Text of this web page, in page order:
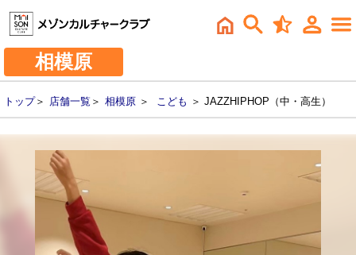
相模原
トップ＞ 店舗一覧 ＞ 相模原 ＞ こども ＞ JAZZHIPHOP（中・高生）